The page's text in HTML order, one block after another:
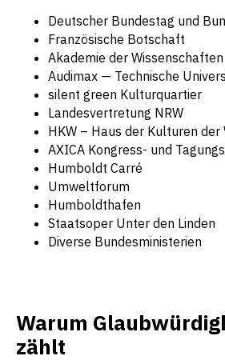
Deutscher Bundestag und
Französische Botschaft
Akademie der Wissenschaften
Audimax — Technische
silent green Kulturquartier
Landesvertretung NRW
HKW – Haus der Kulturen der
AXICA Kongress- und
Humboldt Carré
Umweltforum
Humboldthafen
Staatsoper Unter den Linden
Diverse Bundesministerien
Warum
zählt